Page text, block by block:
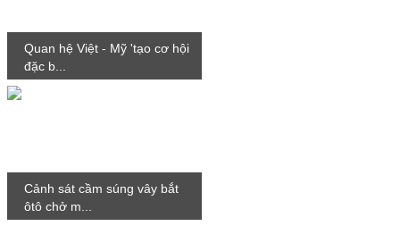
Quan hệ Việt - Mỹ 'tạo cơ hội
đặc b...
Cảnh sát cầm súng vây bắt
ôtô chở m...